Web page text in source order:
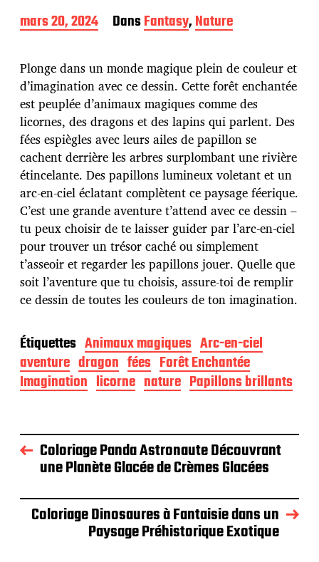
D
a
e
d
e
p
u
b
l
i
c
a
t
i
o
n
mars 20, 2024 DansFantasy,Nature
Plonge dans un monde magique plein de couleur et
d’imagination avec ce dessin. Cette forêt enchantée
est peuplée d’animaux magiques comme des
licornes, des dragons et des lapins qui parlent. Des
fées espiègles avec leurs ailes de papillon se
cachent derrière les arbres surplombant une rivière
étincelante. Des papillons lumineux voletant et un
arc-en-ciel éclatant complètent ce paysage féerique.
C’est une grande aventure t’attend avec ce dessin –
tu peux choisir de te laisser guider par l’arc-en-ciel
pour trouver un trésor caché ou simplement
t’asseoir et regarder les papillons jouer. Quelle que
soit l’aventure que tu choisis, assure-toi de remplir
ce dessin de toutes les couleurs de ton imagination.
Étiquettes Animaux magiques Arc-en-ciel
aventure dragon fées Forêt Enchantée
Imagination licorne nature Papillons brillants
Coloriage Panda Astronaute Découvrant
une Planète Glacée de Crèmes Glacées
Coloriage Dinosaures à Fantaisie dans un
Paysage Préhistorique Exotique